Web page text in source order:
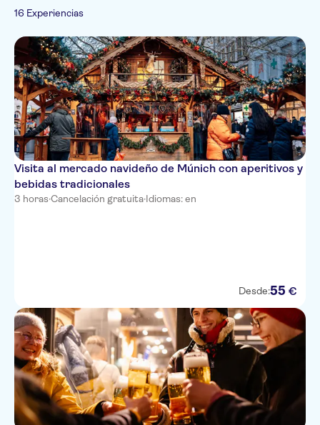
Entrada incluida
Subject expert guide
Turismo y tradiciones
Ciudad
Cultura e historia
Imprescindibles
Italiano
Ruso
Norwegian
Portugués
Chino
16 Experiencias
Visita al mercado navideño de Múnich con aperitivos y
bebidas tradicionales
3 horas·Cancelación gratuita·Idiomas: en
Desde:55 €